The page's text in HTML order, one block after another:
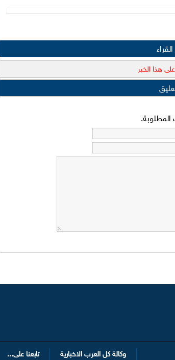
هذا الخبر
المطلوبة.
وكالة كل العرب الاخبارية تابعنا على...